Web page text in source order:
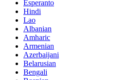
Esperanto
Hindi
Lao
Albanian
Amharic
Armenian
Azerbaijani
Belarusian
Bengali